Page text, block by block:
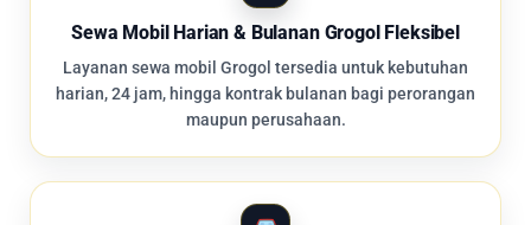
Sewa Mobil Harian & Bulanan Grogol Fleksibel
Layanan sewa mobil Grogol tersedia untuk kebutuhan
harian, 24 jam, hingga kontrak bulanan bagi perorangan
maupun perusahaan.